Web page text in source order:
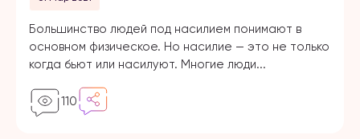
Большинство людей под насилием понимают в
основном физическое. Но насилие — это не только
когда бьют или насилуют. Многие люди...
110